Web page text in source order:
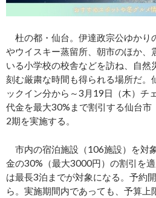
杜の都・仙台。伊達政宗公ゆかり
やウイスキー蒸留所、朝市のほか、
いる小学校の校舎などを訪ね、自然
刻む厳粛な時間も得られる場所だ。
ックイン分から～3月19日（木）チ
代金を最大30%まで割引する仙台市
2期を実施する。
市内の宿泊施設（106施設）を対
金の30%（最大3000円）の割引を
は最長3泊までが対象になる。予約
ら。実施期間内であっても、予算上